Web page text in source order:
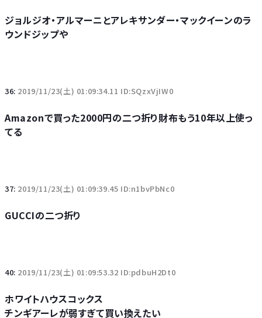
ジョルジオ・アルマーニとアレキサンダー・マックイーンのラ
ウンドジップや
36: 2019/11/23(土) 01:09:34.11 ID:SQzxVjIW0
Amazonで買った2000円の二つ折り財布もう10年以上使っ
てる
37: 2019/11/23(土) 01:09:39.45 ID:n1bvPbNc0
GUCCIの二つ折り
40: 2019/11/23(土) 01:09:53.32 ID:pdbuH2Dt0
ホワイトハウスコックス
チンギアーレが弱すぎて買い換えたい